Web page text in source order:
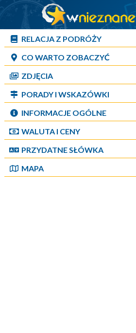
RELACJA Z PODRÓŻY
CO WARTO ZOBACZYĆ
ZDJĘCIA
PORADY I WSKAZÓWKI
INFORMACJE OGÓLNE
WALUTA I CENY
PRZYDATNE SŁÓWKA
MAPA